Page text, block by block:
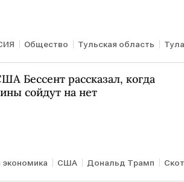
Общество Тульская область Тула
Бессент рассказал, когда
сойдут на нет
США Дональд Трамп